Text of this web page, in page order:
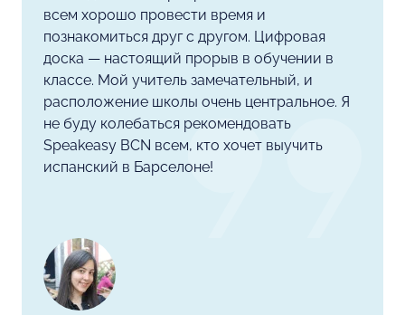
всем хорошо провести время и
познакомиться друг с другом. Цифровая
доска — настоящий прорыв в обучении в
классе. Мой учитель замечательный, и
расположение школы очень центральное. Я
не буду колебаться рекомендовать
Speakeasy BCN всем, кто хочет выучить
испанский в Барселоне!